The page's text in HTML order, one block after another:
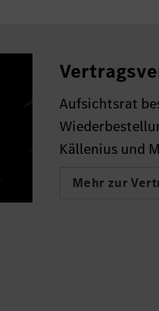
Aufsichtsrat
Källenius und
Mehr zur